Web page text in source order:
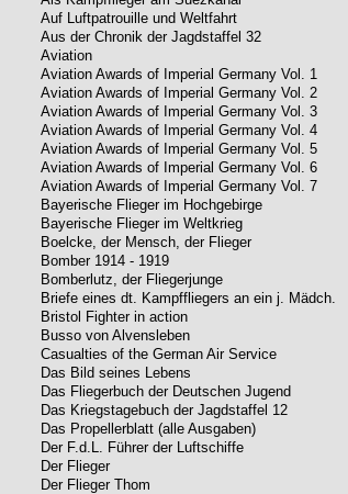
Auf Luftpatrouille und Weltfahrt
Aus der Chronik der Jagdstaffel 32
Aviation
Aviation Awards of Imperial Germany Vol. 1
Aviation Awards of Imperial Germany Vol. 2
Aviation Awards of Imperial Germany Vol. 3
Aviation Awards of Imperial Germany Vol. 4
Aviation Awards of Imperial Germany Vol. 5
Aviation Awards of Imperial Germany Vol. 6
Aviation Awards of Imperial Germany Vol. 7
Bayerische Flieger im Hochgebirge
Bayerische Flieger im Weltkrieg
Boelcke, der Mensch, der Flieger
Bomber 1914 - 1919
Bomberlutz, der Fliegerjunge
Briefe eines dt. Kampffliegers an ein j. Mädch.
Bristol Fighter in action
Busso von Alvensleben
Casualties of the German Air Service
Das Bild seines Lebens
Das Fliegerbuch der Deutschen Jugend
Das Kriegstagebuch der Jagdstaffel 12
Das Propellerblatt (alle Ausgaben)
Der F.d.L. Führer der Luftschiffe
Der Flieger
Der Flieger Thom